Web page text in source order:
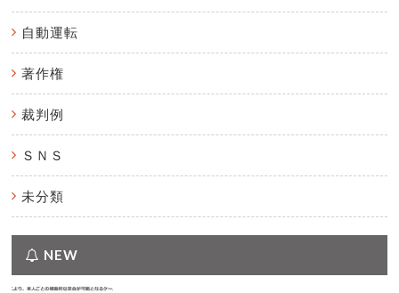
自動運転
著作権
裁判例
ＳＮＳ
未分類
NEW